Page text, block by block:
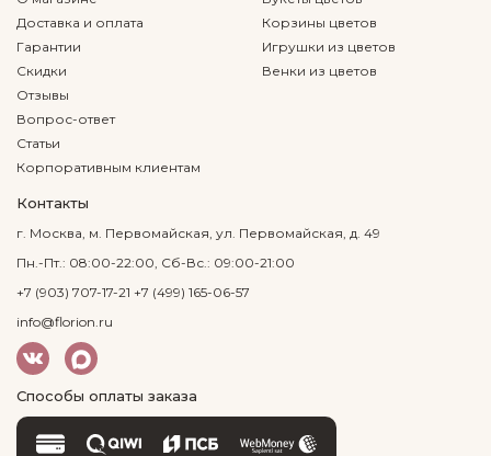
Доставка и оплата
Гарантии
Скидки
Отзывы
Вопрос-ответ
Статьи
Корпоративным клиентам
Корзины цветов
Игрушки из цветов
Венки из цветов
Контакты
г. Москва, м. Первомайская, ул. Первомайская, д. 49
Пн.-Пт.: 08:00-22:00, Сб-Вс.: 09:00-21:00
+7 (903) 707-17-21 +7 (499) 165-06-57
info@florion.ru
Способы оплаты заказа